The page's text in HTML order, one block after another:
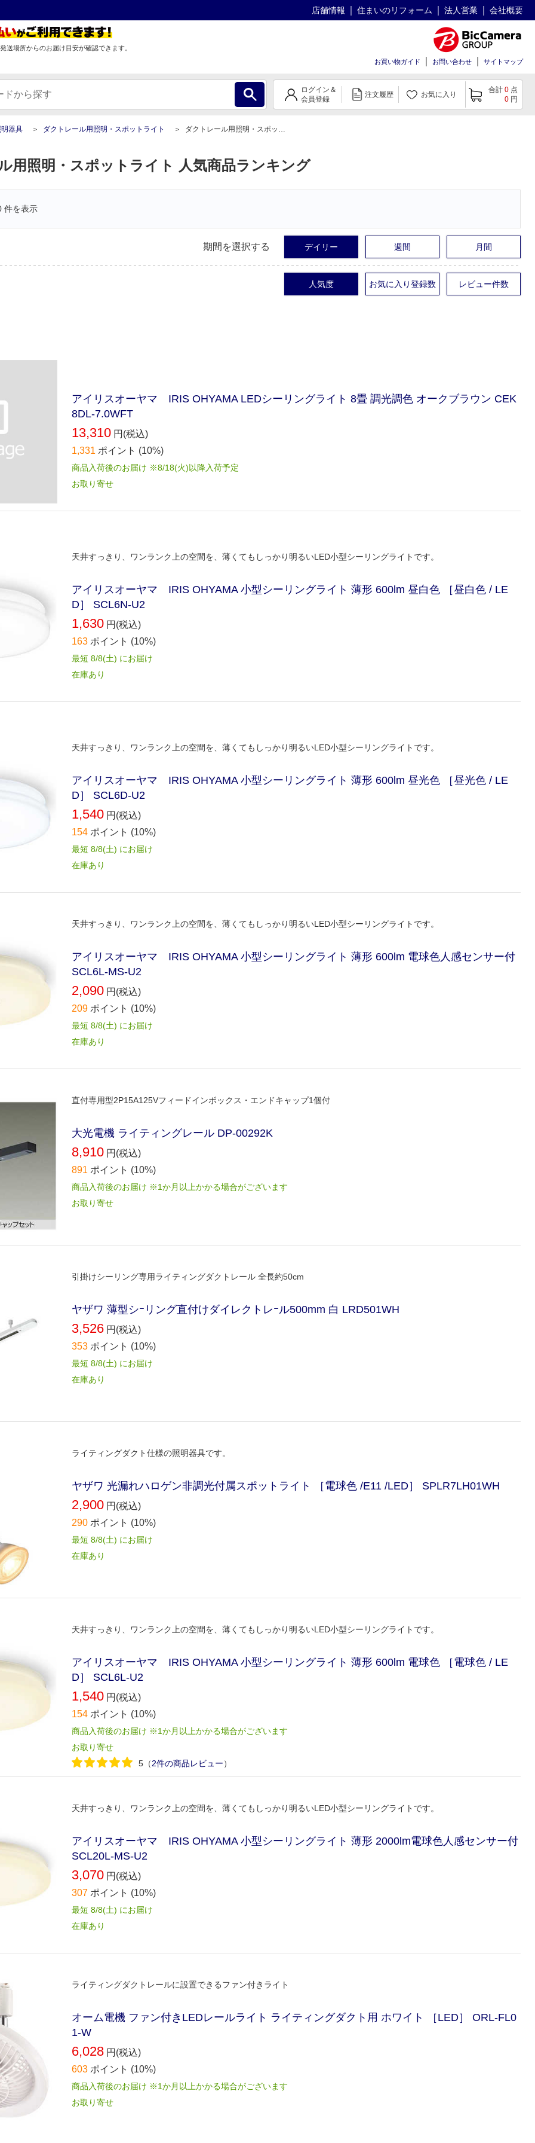
店舗情報 住まいのリフォーム 法人営業 会社概要
送場所からのお届け目安が確認できます。
お買い物ガイド
お問い合わせ サイトマップ
ログイン＆
会員登録
注文履歴 お気に入り
合計 0 点
0 円
器具 ダクトレール用照明・スポットライト ダクトレール用照明・スポットライト人気商品ランキング
用照明・スポットライト 人気商品ランキング
件を表示
期間を選択する デイリー 週間 月間
人気度 お気に入り登録数 レビュー件数
アイリスオーヤマ IRIS OHYAMA LEDシーリングライト 8畳 調光調色 オークブラウン CEK
8DL-7.0WFT
13,310 円(税込)
1,331 ポイント (10%)
商品入荷後のお届け ※8/18(火)以降入荷予定
お取り寄せ
天井すっきり、ワンランク上の空間を、薄くてもしっかり明るいLED小型シーリングライトです。
アイリスオーヤマ IRIS OHYAMA 小型シーリングライト 薄形 600lm 昼白色 ［昼白色 / LE
D］ SCL6N-U2
1,630 円(税込)
163 ポイント (10%)
最短 8/8(土) にお届け
在庫あり
天井すっきり、ワンランク上の空間を、薄くてもしっかり明るいLED小型シーリングライトです。
アイリスオーヤマ IRIS OHYAMA 小型シーリングライト 薄形 600lm 昼光色 ［昼光色 / LE
D］ SCL6D-U2
1,540 円(税込)
154 ポイント (10%)
最短 8/8(土) にお届け
在庫あり
天井すっきり、ワンランク上の空間を、薄くてもしっかり明るいLED小型シーリングライトです。
アイリスオーヤマ IRIS OHYAMA 小型シーリングライト 薄形 600lm 電球色人感センサー付
SCL6L-MS-U2
2,090 円(税込)
209 ポイント (10%)
最短 8/8(土) にお届け
在庫あり
直付専用型2P15A125Vフィードインボックス・エンドキャップ1個付
大光電機 ライティングレール DP-00292K
8,910 円(税込)
891 ポイント (10%)
商品入荷後のお届け ※1か月以上かかる場合がございます
お取り寄せ
引掛けシーリング専用ライティングダクトレール 全長約50cm
ヤザワ 薄型シｰリング直付けダイレクトレｰル500mm 白 LRD501WH
3,526 円(税込)
353 ポイント (10%)
最短 8/8(土) にお届け
在庫あり
ライティングダクト仕様の照明器具です。
ヤザワ 光漏れハロゲン非調光付属スポットライト ［電球色 /E11 /LED］ SPLR7LH01WH
2,900 円(税込)
290 ポイント (10%)
最短 8/8(土) にお届け
在庫あり
天井すっきり、ワンランク上の空間を、薄くてもしっかり明るいLED小型シーリングライトです。
アイリスオーヤマ IRIS OHYAMA 小型シーリングライト 薄形 600lm 電球色 ［電球色 / LE
D］ SCL6L-U2
1,540 円(税込)
154 ポイント (10%)
商品入荷後のお届け ※1か月以上かかる場合がございます
お取り寄せ
5 （2件の商品レビュー）
天井すっきり、ワンランク上の空間を、薄くてもしっかり明るいLED小型シーリングライトです。
アイリスオーヤマ IRIS OHYAMA 小型シーリングライト 薄形 2000lm電球色人感センサー付
SCL20L-MS-U2
3,070 円(税込)
307 ポイント (10%)
最短 8/8(土) にお届け
在庫あり
ライティングダクトレールに設置できるファン付きライト
オーム電機 ファン付きLEDレールライト ライティングダクト用 ホワイト ［LED］ ORL-FL0
1-W
6,028 円(税込)
603 ポイント (10%)
商品入荷後のお届け ※1か月以上かかる場合がございます
お取り寄せ